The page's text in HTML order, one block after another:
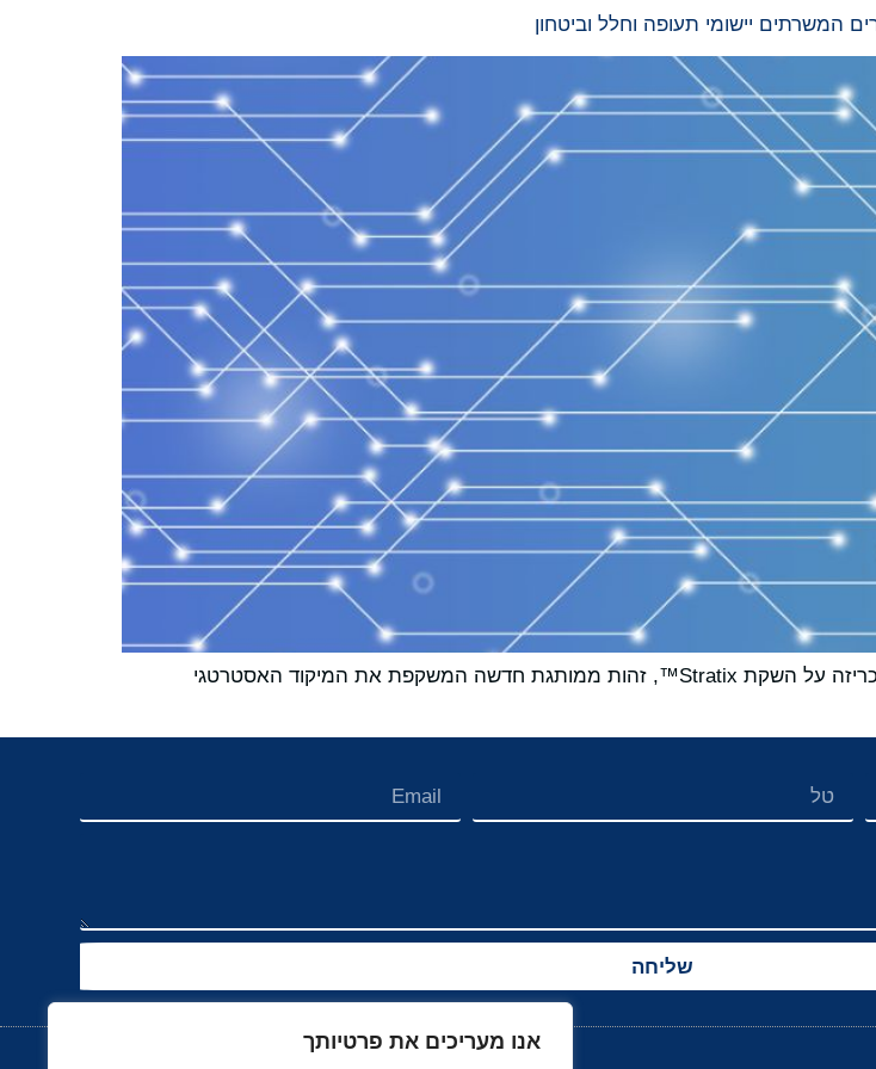
אנו מעריכים את פרטיותך
Resin Solutions LLC, ספקית מובילה של פתרונות חומרים מתקדמים, הכריזה על השקת Stratix™, זהות ממותגת חדשה המשקפת את המיקוד האסטרטגי
שליחה